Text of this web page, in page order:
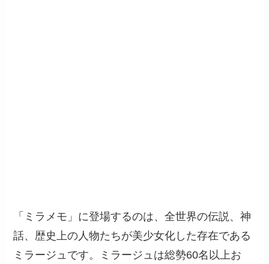
「ミラメモ」に登場するのは、全世界の伝説、神
話、歴史上の人物たちが美少女化した存在である
ミラージュです。ミラージュは総勢60名以上お